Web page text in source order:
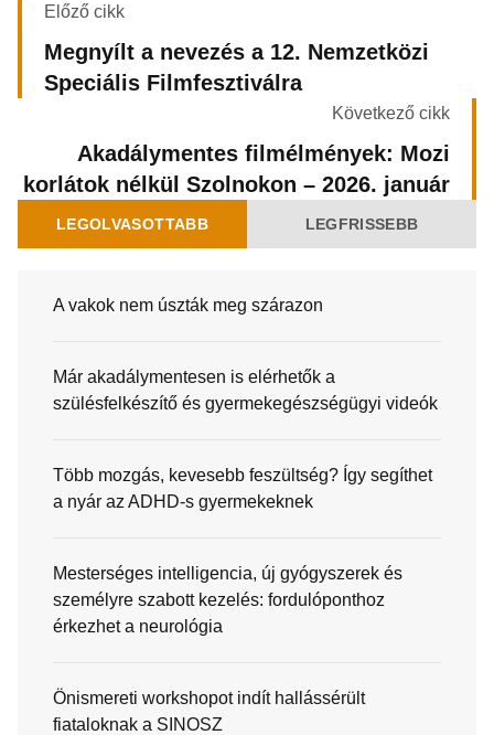
Előző cikk
Megnyílt a nevezés a 12. Nemzetközi
Speciális Filmfesztiválra
Következő cikk
Akadálymentes filmélmények: Mozi
korlátok nélkül Szolnokon – 2026. január
LEGOLVASOTTABB LEGFRISSEBB
A vakok nem úszták meg szárazon
Már akadálymentesen is elérhetők a
szülésfelkészítő és gyermekegészségügyi videók
Több mozgás, kevesebb feszültség? Így segíthet
a nyár az ADHD-s gyermekeknek
Mesterséges intelligencia, új gyógyszerek és
személyre szabott kezelés: fordulóponthoz
érkezhet a neurológia
Önismereti workshopot indít hallássérült
fiataloknak a SINOSZ